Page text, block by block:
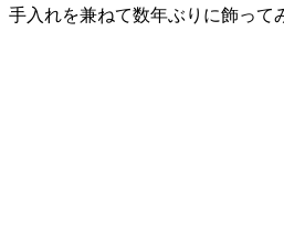
手入れを兼ねて数年ぶりに飾って